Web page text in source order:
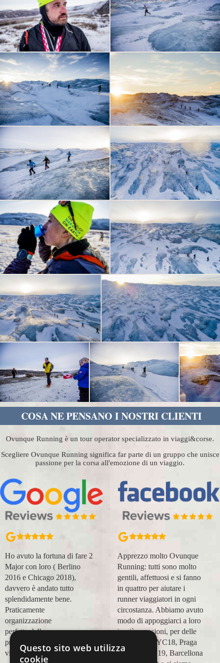
COSA NE PENSANO I NOSTRI CLIENTI
Ovunque Running è un tour operator specializzato in viaggi&corse.
Scegliere Ovunque Running significa far parte di un gruppo che unisce
passione per la corsa all'emozione di un viaggio.
Ho avuto la fortuna di fare 2
Major con loro ( Berlino
2016 e Chicago 2018),
davvero è andato tutto
splendidamente bene.
Praticamente
organizzazione
perfetta,dalla
prenotazione,mesi prima,al
viaggio.
Apprezzo molto Ovunque
Running: tutti sono molto
gentili, affettuosi e si fanno
in quattro per aiutare i
runner viaggiatori in ogni
circostanza. Abbiamo avuto
modo di appoggiarci a loro
in più occasioni, per delle
maratone (NYC18, Praga
19, Valencia 19, Barcellona
Questo sito web utilizza
cookie